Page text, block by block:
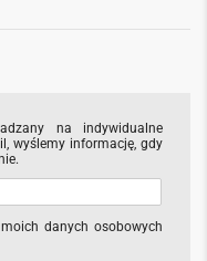
na indywidualne
wyślemy informację, gdy
danych osobowych